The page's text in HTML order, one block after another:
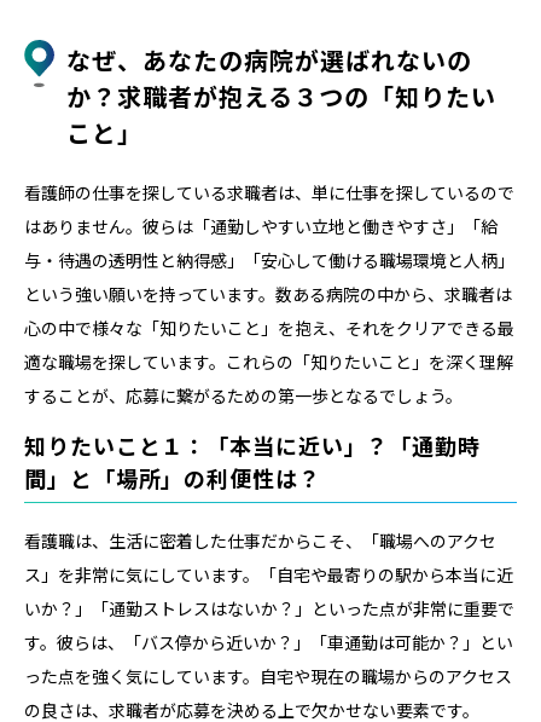
なぜ、あなたの病院が選ばれないの
か？求職者が抱える３つの「知りたい
こと」
看護師の仕事を探している求職者は、単に仕事を探しているので
はありません。彼らは「通勤しやすい立地と働きやすさ」「給
与・待遇の透明性と納得感」「安心して働ける職場環境と人柄」
という強い願いを持っています。数ある病院の中から、求職者は
心の中で様々な「知りたいこと」を抱え、それをクリアできる最
適な職場を探しています。これらの「知りたいこと」を深く理解
することが、応募に繋がるための第一歩となるでしょう。
知りたいこと１：「本当に近い」？「通勤時
間」と「場所」の利便性は？
看護職は、生活に密着した仕事だからこそ、「職場へのアクセ
ス」を非常に気にしています。「自宅や最寄りの駅から本当に近
いか？」「通勤ストレスはないか？」といった点が非常に重要で
す。彼らは、「バス停から近いか？」「車通勤は可能か？」とい
った点を強く気にしています。自宅や現在の職場からのアクセス
の良さは、求職者が応募を決める上で欠かせない要素です。